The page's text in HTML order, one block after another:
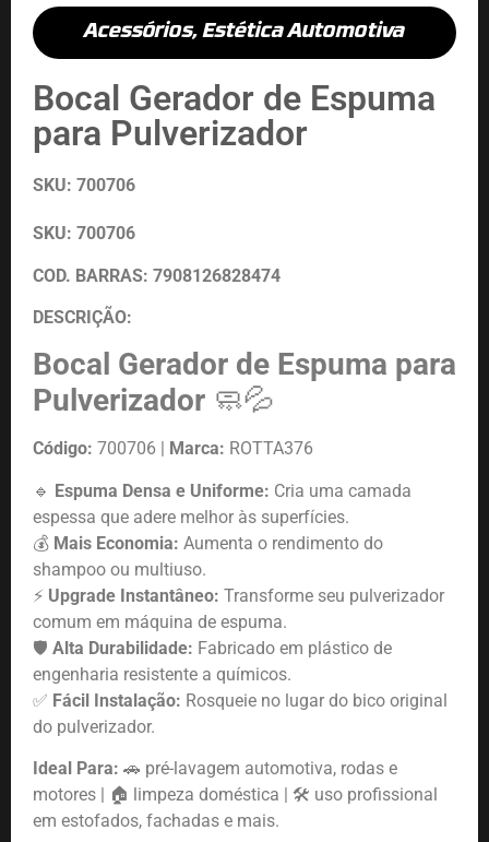
Acessórios,Estética Automotiva
Bocal Gerador de Espuma
para Pulverizador
SKU: 700706
SKU: 700706
COD. BARRAS: 7908126828474
DESCRIÇÃO:
Bocal Gerador de Espuma para
Pulverizador 🧼💦
Código: 700706 | Marca: ROTTA376
🔹 Espuma Densa e Uniforme: Cria uma camada
espessa que adere melhor às superfícies.
💰 Mais Economia: Aumenta o rendimento do
shampoo ou multiuso.
⚡ Upgrade Instantâneo: Transforme seu pulverizador
comum em máquina de espuma.
🛡️ Alta Durabilidade: Fabricado em plástico de
engenharia resistente a químicos.
✅ Fácil Instalação: Rosqueie no lugar do bico original
do pulverizador.
Ideal Para: 🚗 pré-lavagem automotiva, rodas e
motores | 🏠 limpeza doméstica | 🛠️ uso profissional
em estofados, fachadas e mais.